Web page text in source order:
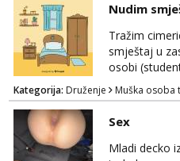
Nudim
Tražim
smještaj u
osobi
u, a ne želiš
javi se na
Kategorija: Druženje Muška osoba
Sex
Mladi decko